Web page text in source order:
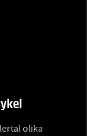
olika